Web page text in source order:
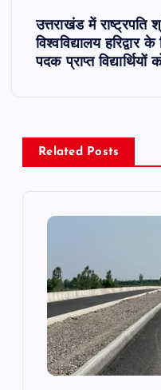
उत्तराखंड में राष्ट्रपति
विश्वविद्यालय हरिद्वार के
पदक प्राप्त विद्यार्थियों
Related Posts